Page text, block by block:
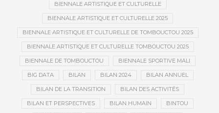
BIENNALE ARTISTIQUE ET CULTURELLE
BIENNALE ARTISTIQUE ET CULTURELLE 2025
BIENNALE ARTISTIQUE ET CULTURELLE DE TOMBOUCTOU 2025
BIENNALE ARTISTIQUE ET CULTURELLE TOMBOUCTOU 2025
BIENNALE DE TOMBOUCTOU BIENNALE SPORTIVE MALI
BIG DATA BILAN BILAN 2024 BILAN ANNUEL
BILAN DE LA TRANSITION BILAN DES ACTIVITÉS
BILAN ET PERSPECTIVES BILAN HUMAIN BINTOU